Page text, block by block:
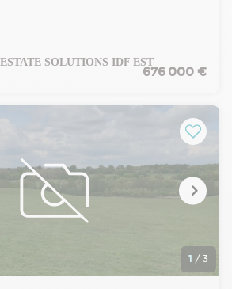
propose à la vente, au coeur de la
divisibles à partir de 5200 m².
dans un parc d'activités aménagé
uniquement.
situé à proximité la zone commerciale
par bus depuis la gare RER
676 000 €
1 / 3